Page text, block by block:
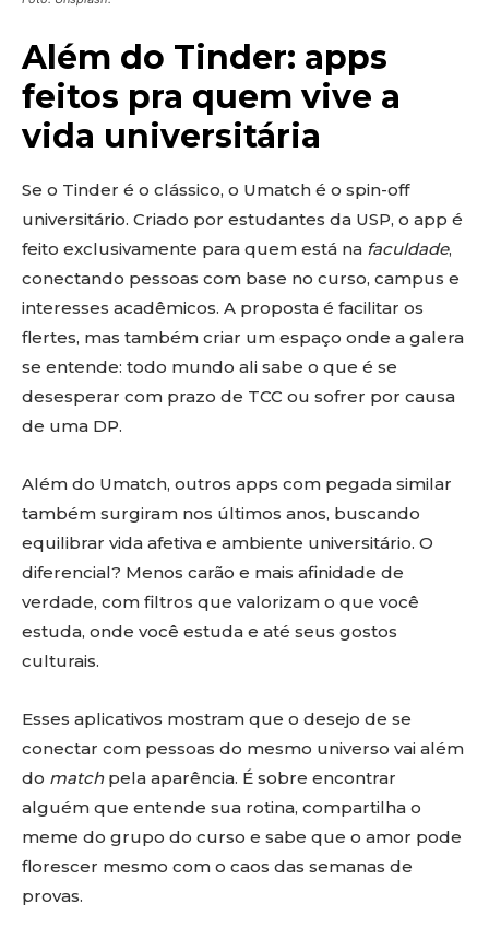
Além do Tinder: apps
feitos pra quem vive a
vida universitária
Se o Tinder é o clássico, o Umatch é o spin-off
universitário. Criado por estudantes da USP, o app é
feito exclusivamente para quem está na faculdade,
conectando pessoas com base no curso, campus e
interesses acadêmicos. A proposta é facilitar os
flertes, mas também criar um espaço onde a galera
se entende: todo mundo ali sabe o que é se
desesperar com prazo de TCC ou sofrer por causa
de uma DP.
Além do Umatch, outros apps com pegada similar
também surgiram nos últimos anos, buscando
equilibrar vida afetiva e ambiente universitário. O
diferencial? Menos carão e mais afinidade de
verdade, com filtros que valorizam o que você
estuda, onde você estuda e até seus gostos
culturais.
Esses aplicativos mostram que o desejo de se
conectar com pessoas do mesmo universo vai além
do matchpela aparência. É sobre encontrar
alguém que entende sua rotina, compartilha o
meme do grupo do curso e sabe que o amor pode
florescer mesmo com o caos das semanas de
provas.